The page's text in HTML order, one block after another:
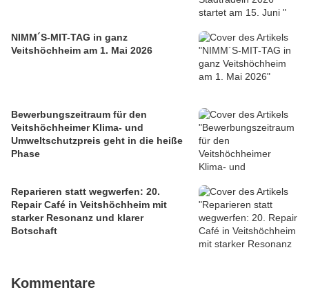
NIMM´S-MIT-TAG in ganz
Veitshöchheim am 1. Mai 2026
Bewerbungszeitraum für den
Veitshöchheimer Klima- und
Umweltschutzpreis geht in die heiße
Phase
Reparieren statt wegwerfen: 20.
Repair Café in Veitshöchheim mit
starker Resonanz und klarer
Botschaft
Kommentare